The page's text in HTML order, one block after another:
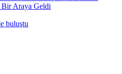
Bir Araya Geldi
buluştu